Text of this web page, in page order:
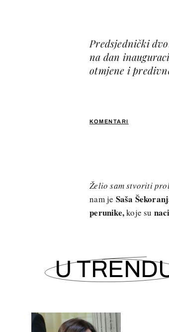
KOMENTARI
Predsjednički
na dan
otmjene i
Želio sam stvoriti
nam je Saša
perunike,koje su
U